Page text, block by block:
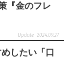
『金のフレ
2024.09.27
したい「口